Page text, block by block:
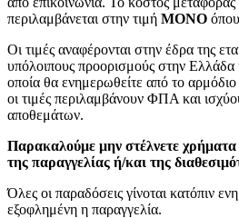
περιλαμβάνεται στην τιμή MONO
Οι τιμές αναφέρονται στην έδρα της
υπόλοιπους προορισμούς στην Ελλάδα
οποία θα ενημερωθείτε από το
οι τιμές περιλαμβάνουν ΦΠΑ και
αποθεμάτων.
Παρακαλούμε μην στέλνετε
της παραγγελίας ή/και της
Όλες οι παραδόσεις γίνοται κατόπιν
εξοφλημένη η παραγγελία.